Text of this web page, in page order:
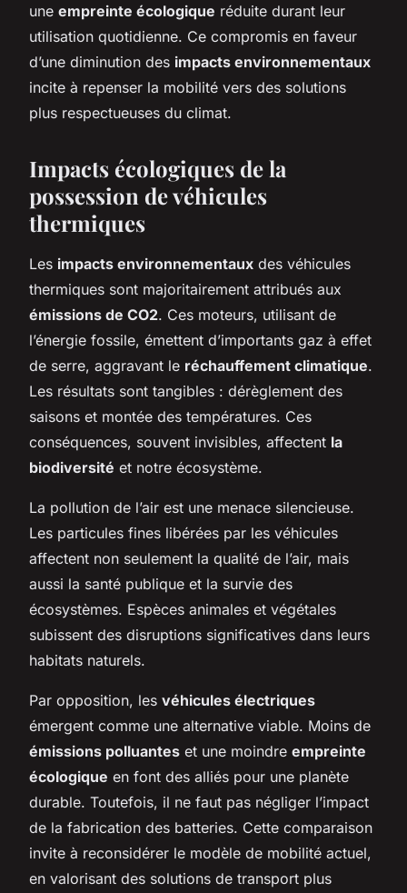
une empreinte écologique réduite durant leur
utilisation quotidienne. Ce compromis en faveur
d’une diminution des impacts environnementaux
incite à repenser la mobilité vers des solutions
plus respectueuses du climat.
Impacts écologiques de la
possession de véhicules
thermiques
Les impacts environnementaux des véhicules
thermiques sont majoritairement attribués aux
émissions de CO2. Ces moteurs, utilisant de
l’énergie fossile, émettent d’importants gaz à effet
de serre, aggravant le réchauffement climatique.
Les résultats sont tangibles : dérèglement des
saisons et montée des températures. Ces
conséquences, souvent invisibles, affectent la
biodiversité et notre écosystème.
La pollution de l’air est une menace silencieuse.
Les particules fines libérées par les véhicules
affectent non seulement la qualité de l’air, mais
aussi la santé publique et la survie des
écosystèmes. Espèces animales et végétales
subissent des disruptions significatives dans leurs
habitats naturels.
Par opposition, les véhicules électriques
émergent comme une alternative viable. Moins de
émissions polluantes et une moindre empreinte
écologique en font des alliés pour une planète
durable. Toutefois, il ne faut pas négliger l’impact
de la fabrication des batteries. Cette comparaison
invite à reconsidérer le modèle de mobilité actuel,
en valorisant des solutions de transport plus